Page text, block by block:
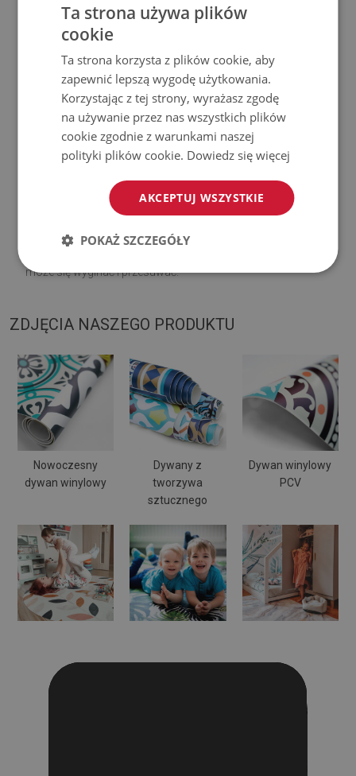
Prosimy pamiętać, że uszkodzenia powstałe przy
użytkowaniu wynikające z upływu czasu (np. przetarcia) nie
podlegają reklamacjom.
Jak dbać o produkt?
Czyść wilgotną szmatką —
nie używaj silnych środków
chemicznych.
Regularnie wietrz dolną warstwę dywanu.
powierzchni. Po umieszczeniu na miękkiej powierzchni
może się wyginać i przesuwać.
ZDJĘCIA NASZEGO PRODUKTU
Nowoczesny
dywan winylowy
Dywany z
tworzywa
sztucznego
Dywan winylowy
PCV
Ta strona używa plików
cookie
Ta strona korzysta z plików cookie, aby
zapewnić lepszą wygodę użytkowania.
Korzystając z tej strony, wyrażasz zgodę
na używanie przez nas wszystkich plików
cookie zgodnie z warunkami naszej
polityki plików cookie. Dowiedz się więcej
AKCEPTUJ WSZYSTKIE
POKAŻ SZCZEGÓŁY